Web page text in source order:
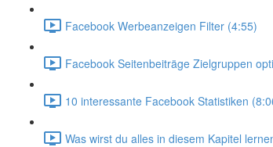
Facebook Werbeanzeigen Filter (4:55)
Facebook Seitenbeiträge Zielgruppen
10 interessante Facebook Statistiken
Was wirst du alles in diesem Kapitel